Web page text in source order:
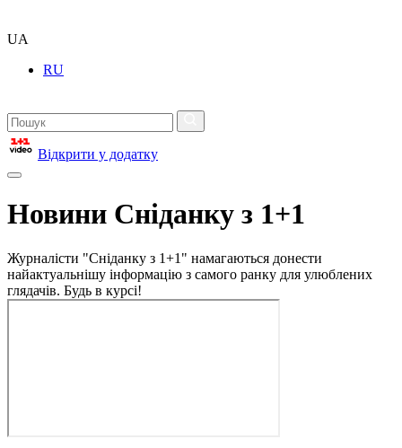
UA
RU
Відкрити у додатку
Новини Сніданку з 1+1
Журналісти "Сніданку з 1+1" намагаються донести
найактуальнішу інформацію з самого ранку для улюблених
глядачів. Будь в курсі!